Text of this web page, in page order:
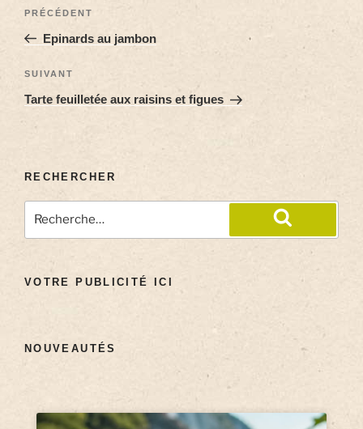
PRÉCÉDENT
Epinards au jambon
SUIVANT
Tarte feuilletée aux raisins et figues
RECHERCHER
VOTRE PUBLICITÉ ICI
NOUVEAUTÉS